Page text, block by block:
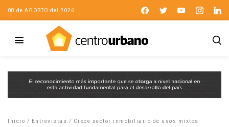
08 de AGOSTO del 2026
Inicio / Entrevistas / Crece sector inmobiliario de usos mixtos